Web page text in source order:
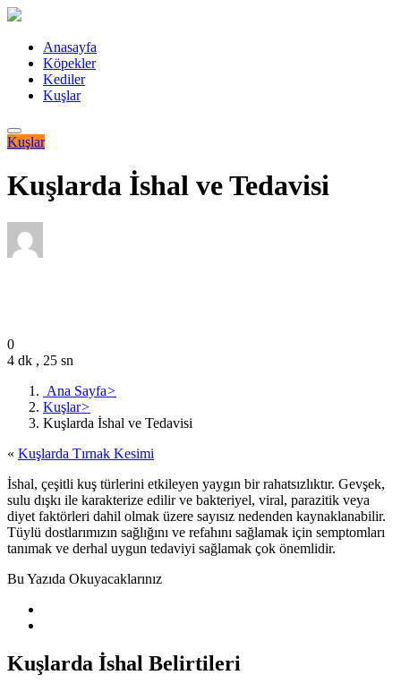
Anasayfa
Köpekler
Kediler
Kuşlar
Kuşlar
Kuşlarda İshal ve Tedavisi
0
4 dk , 25 sn
Ana Sayfa>
Kuşlar>
Kuşlarda İshal ve Tedavisi
« Kuşlarda Tırnak Kesimi
İshal, çeşitli kuş türlerini etkileyen yaygın bir rahatsızlıktır. Gevşek,
sulu dışkı ile karakterize edilir ve bakteriyel, viral, parazitik veya
diyet faktörleri dahil olmak üzere sayısız nedenden kaynaklanabilir.
Tüylü dostlarımızın sağlığını ve refahını sağlamak için semptomları
tanımak ve derhal uygun tedaviyi sağlamak çok önemlidir.
Bu Yazıda Okuyacaklarınız
Kuşlarda İshal Belirtileri